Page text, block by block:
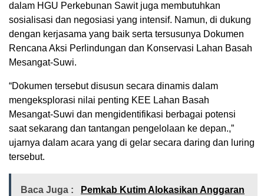
dalam HGU Perkebunan Sawit juga membutuhkan
sosialisasi dan negosiasi yang intensif. Namun, di dukung
dengan kerjasama yang baik serta tersusunya Dokumen
Rencana Aksi Perlindungan dan Konservasi Lahan Basah
Mesangat-Suwi.
“Dokumen tersebut disusun secara dinamis dalam
mengeksplorasi nilai penting KEE Lahan Basah
Mesangat-Suwi dan mengidentifikasi berbagai potensi
saat sekarang dan tantangan pengelolaan ke depan.,”
ujarnya dalam acara yang di gelar secara daring dan luring
tersebut.
Baca Juga :
Pemkab Kutim Alokasikan Anggaran